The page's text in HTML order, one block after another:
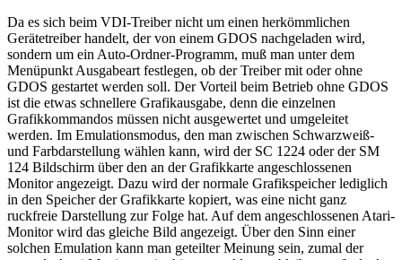
Da es sich beim VDI-Treiber nicht um einen herkömmlichen
Gerätetreiber handelt, der von einem GDOS nachgeladen wird,
sondern um ein Auto-Ordner-Programm, muß man unter dem
Menüpunkt Ausgabeart festlegen, ob der Treiber mit oder ohne
GDOS gestartet werden soll. Der Vorteil beim Betrieb ohne GDOS
ist die etwas schnellere Grafikausgabe, denn die einzelnen
Grafikkommandos müssen nicht ausgewertet und umgeleitet
werden. Im Emulationsmodus, den man zwischen Schwarzweiß-
und Farbdarstellung wählen kann, wird der SC 1224 oder der SM
124 Bildschirm über den an der Grafikkarte angeschlossenen
Monitor angezeigt. Dazu wird der normale Grafikspeicher lediglich
in den Speicher der Grafikkarte kopiert, was eine nicht ganz
ruckfreie Darstellung zur Folge hat. Auf dem angeschlossenen Atari-
Monitor wird das gleiche Bild angezeigt. Über den Sinn einer
solchen Emulation kann man geteilter Meinung sein, zumal der